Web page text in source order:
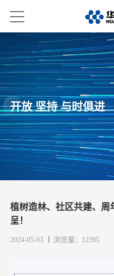
开放 坚持 与时俱进
植树造林、社区共建、周
呈！
2024-05-03 浏览量：12395